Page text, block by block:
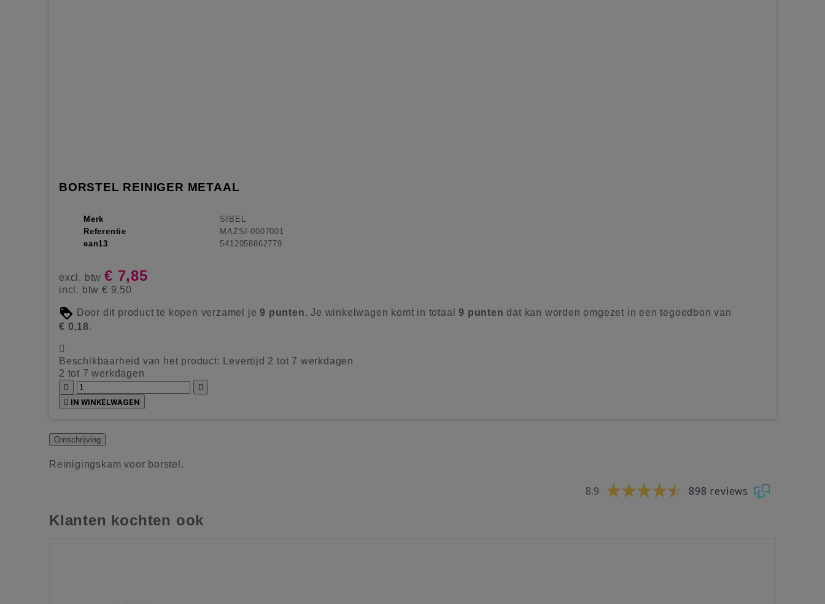
BORSTEL REINIGER METAAL
Merk
SIBEL
Referentie
MAZSI-0007001
ean13
5412058862779
excl. btw € 7,85
incl. btw € 9,50
Door dit product te kopen verzamel je9 punten. Je winkelwagen komt in totaal9 punten dat kan worden omgezet in een tegoedbon van
€ 0,18.

Beschikbaarheid van het product:
Levertijd 2 tot 7 werkdagen
2 tot 7 werkdagen


 IN WINKELWAGEN
Omschrijving
Reinigingskam voor borstel.
8.9 898 reviews
Klanten kochten ook